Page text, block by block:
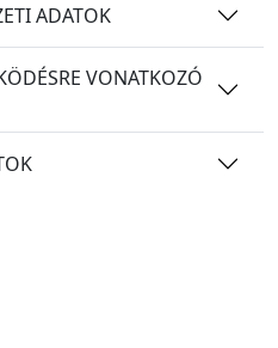
ADATOK
VONATKOZÓ